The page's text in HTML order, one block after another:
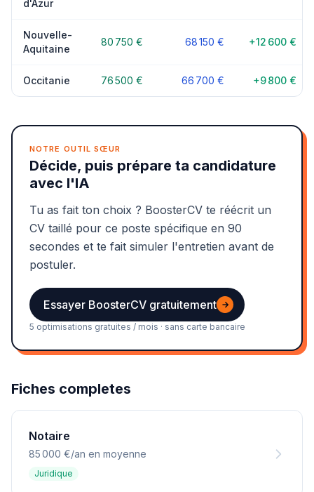
d'Azur
Nouvelle-
Aquitaine
80 750 € 68 150 € +12 600 €
Occitanie 76 500 € 66 700 € +9 800 €
NOTRE OUTIL SŒUR
Décide, puis prépare ta candidature
avec l'IA
Tu as fait ton choix ? BoosterCV te réécrit un
CV taillé pour ce poste spécifique en 90
secondes et te fait simuler l'entretien avant de
postuler.
Essayer BoosterCV gratuitement →
5 optimisations gratuites / mois · sans carte bancaire
Fiches completes
Notaire
85 000 €/an en moyenne
Juridique